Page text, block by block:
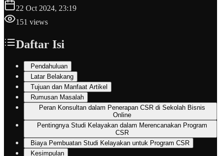
22 Oct 2024, 23:19
151 views
Daftar Isi
Pendahuluan
Latar Belakang
Tujuan dan Manfaat Artikel
Rumusan Masalah
Peran Konsultan dalam Penerapan CSR di Sekolah Bisnis
Online
Pentingnya Studi Kelayakan dalam Merencanakan Program
CSR
Biaya Pembuatan Studi Kelayakan untuk Program CSR
Kesimpulan